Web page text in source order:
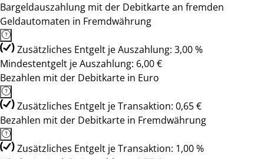
Bargeldauszahlung mit der Debitkarte an fremden
Geldautomaten in Fremdwährung
Zusätzliches Entgelt je Auszahlung: 3,00 %
Mindestentgelt je Auszahlung: 6,00 €
Bezahlen mit der Debitkarte in Euro
Zusätzliches Entgelt je Transaktion: 0,65 €
Bezahlen mit der Debitkarte in Fremdwährung
Zusätzliches Entgelt je Transaktion: 1,00 %